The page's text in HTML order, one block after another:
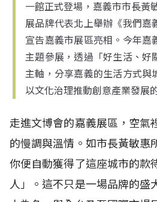
一館正式登場，嘉義市市長黃
展品牌代表北上舉辦《我們嘉
宣告嘉義市展區亮相。今年嘉
主題參展，透過「好生活、好
主軸，分享嘉義的生活方式與
以文化治理推動創意產業發展
走進文博會的嘉義展區，空氣
的慢調與溫情。如市長黃敏惠
你便自動獲得了這座城市的款
人」。這不只是一場品牌的盛